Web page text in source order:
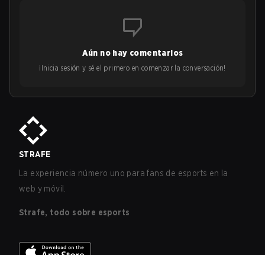
Aún no hay comentarios
¡Inicia sesión y sé el primero en comenzar la conversación!
STRAFE
La experiencia número uno para fans de esports en la
web y móvil.
Strafe, todo sobre esports